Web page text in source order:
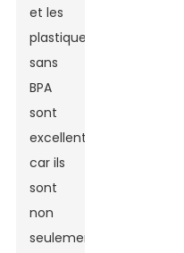
et les
plastiques
sans
BPA
sont
excellents,
car ils
sont
non
seulement